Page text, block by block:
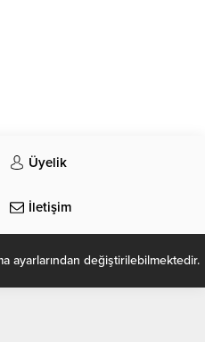
Üyelik
İletişim
ayarlarından değiştirilebilmektedir.